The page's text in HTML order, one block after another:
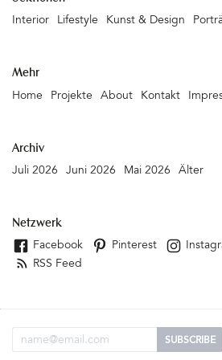
stimmig und wohl durchdacht.
(Italy), Tel: 0039 045 609561&hellip
Interior Lifestyle Kunst & Design
Mehr
Home Projekte About Kontakt
Archiv
Juli 2026 Juni 2026 Mai 2026 Älter
Netzwerk
Facebook Pinterest
RSS Feed
Email Adresse SUBSCRIBE